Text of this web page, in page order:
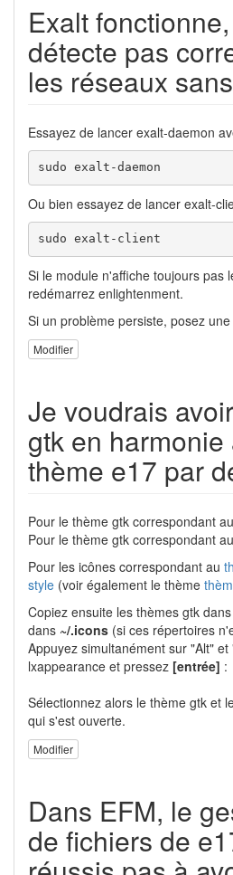
Exalt
détecte pas
les réseaux
Essayez de lancer exalt-daemon
sudo exalt-daemon
Ou bien essayez de lancer exalt-
sudo exalt-client
Si le module n'affiche toujours pas
redémarrez enlightenment.
Si un problème persiste, posez
Modifier
Je voudrais
gtk en harmonie
thème e17 par
Pour le thème gtk correspondant au
Pour le thème gtk correspondant au
Pour les icônes correspondant au
style (voir également le thème
Copiez ensuite les thèmes gtk dans
dans ~/.icons (si ces répertoires
Appuyez simultanément sur "Alt"
lxappearance et pressez [entrée] :
Sélectionnez alors le thème gtk et
qui s'est ouverte.
Modifier
Dans EFM, le
de fichiers de